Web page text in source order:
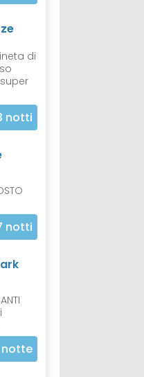
di
notti
notti
notte